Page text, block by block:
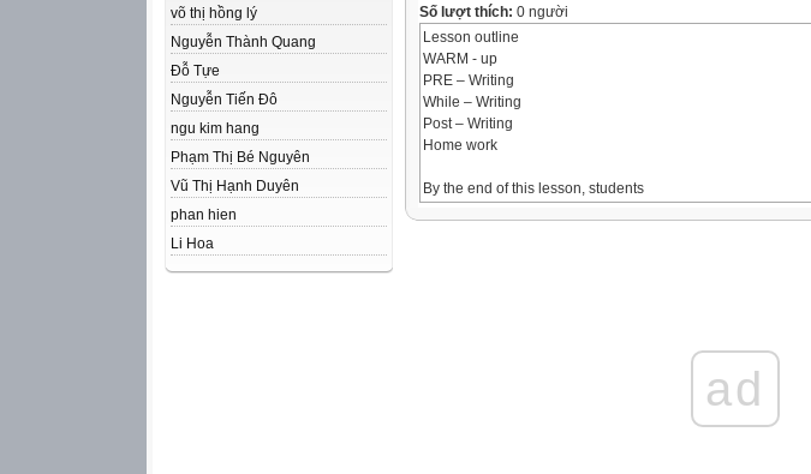
võ thị hồng lý
Nguyễn Thành Quang
Đỗ Tựe
Nguyễn Tiến Đô
ngu kim hang
Phạm Thị Bé Nguyên
Vũ Thị Hạnh Duyên
phan hien
Li Hoa
Số lượt thích: 0 người
Lesson outline
WARM - up
PRE – Writing
While – Writing
Post – Writing
Home work
By the end of this lesson, students
Put the tick () on the “Giving advice” when you are asked for
To choose an online course, you should ……
ad